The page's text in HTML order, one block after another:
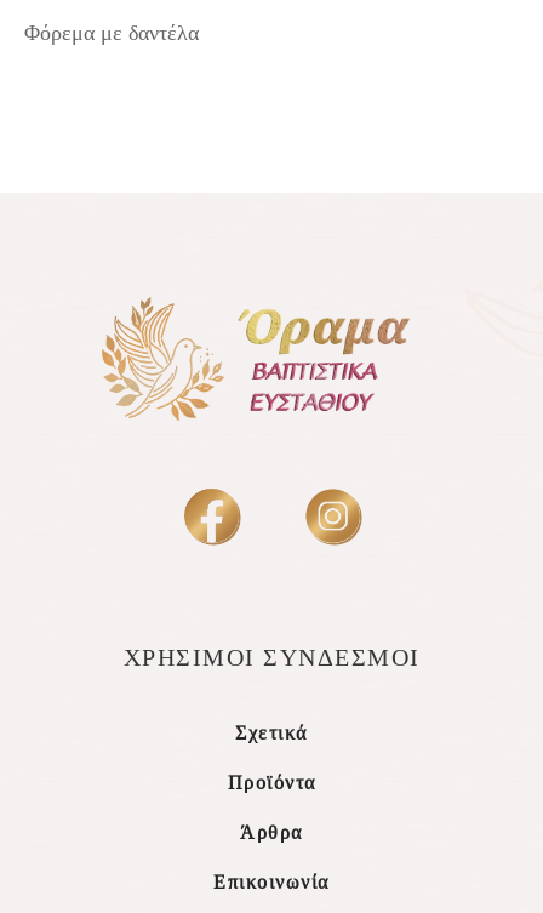
Φόρεμα με δαντέλα
ΧΡΗΣΙΜΟΙ ΣΥΝΔΕΣΜΟΙ
Σχετικά
Προϊόντα
Άρθρα
Επικοινωνία